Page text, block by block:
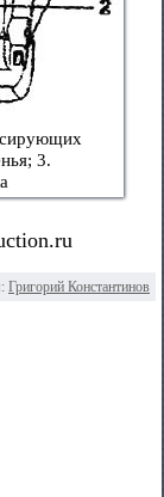
3.
Григорий Константинов